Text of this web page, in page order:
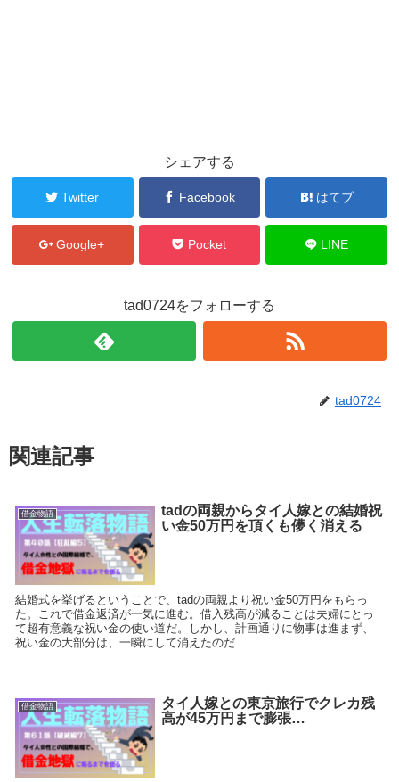
シェアする
Twitter Facebook はてブ
Google+ Pocket LINE
tad0724をフォローする
tad0724
関連記事
借金物語
tadの両親からタイ人嫁との結婚祝
い金50万円を頂くも儚く消える
結婚式を挙げるということで、tadの両親より祝い金50万円をもらっ
た。これで借金返済が一気に進む。借入残高が減ることは夫婦にとっ
て超有意義な祝い金の使い道だ。しかし、計画通りに物事は進まず、
祝い金の大部分は、一瞬にして消えたのだ…
借金物語
タイ人嫁との東京旅行でクレカ残
高が45万円まで膨張…